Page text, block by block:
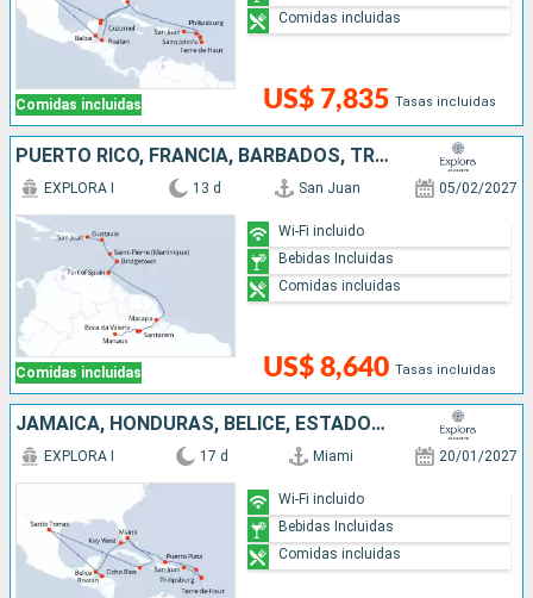
Comidas incluidas US$ 7,835 Tasas incluidas
Comidas incluidas
PUERTO RICO, FRANCIA, BARBADOS, TRINIDAD Y TOBAGO, BRASIL
Comidas incluidas
EXPLORA I 13 d San Juan 05/02/2027
US$ 8,640 Tasas incluidas
Wi-Fi incluido
Bebidas Incluidas
Comidas incluidas
JAMAICA, HONDURAS, BELICE, ESTADOS UNIDOS, REPÚBLICA DOMINICANA, SAN MARTÍN, PUERTO RICO
EXPLORA I 17 d Miami 20/01/2027
Wi-Fi incluido
Bebidas Incluidas
Comidas incluidas